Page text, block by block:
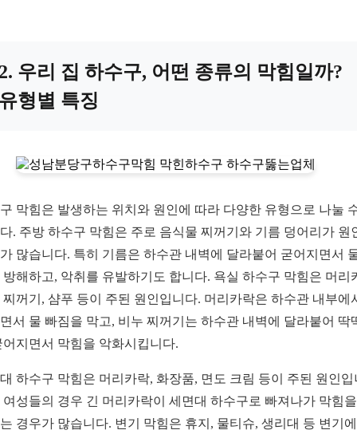
우리 집 하수구, 어떤 종류의 막힘일까?
형별 특징
막힘은 발생하는 위치와 원인에 따라 다양한 유형으로 나눌
. 주방 하수구 막힘은 주로 음식물 찌꺼기와 기름 덩어리가 원
많습니다. 특히 기름은 하수관 내벽에 달라붙어 굳어지면서
방해하고, 악취를 유발하기도 합니다. 욕실 하수구 막힘은 머리
찌꺼기, 샴푸 등이 주된 원인입니다. 머리카락은 하수관 내부에
서 물 빠짐을 막고, 비누 찌꺼기는 하수관 내벽에 달라붙어 딱
어지면서 막힘을 악화시킵니다.
하수구 막힘은 머리카락, 화장품, 면도 크림 등이 주된 원인입
여성들의 경우 긴 머리카락이 세면대 하수구로 빠져나가 막힘
경우가 많습니다. 변기 막힘은 휴지, 물티슈, 생리대 등 변기